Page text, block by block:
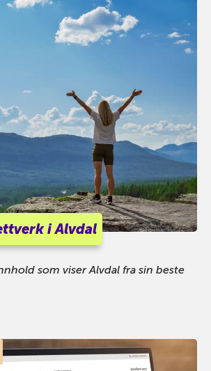
i Alvdal
som viser Alvdal fra sin beste